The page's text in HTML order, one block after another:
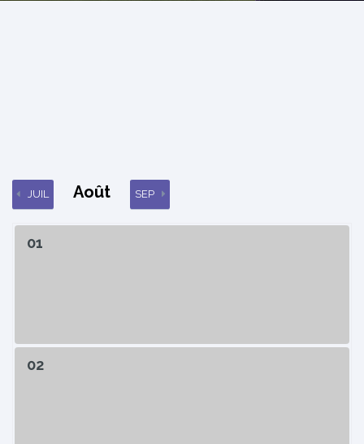
JUIL Août SEP
01
02